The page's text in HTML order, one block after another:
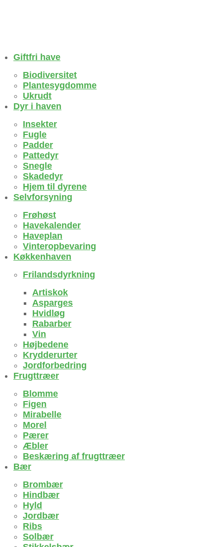
Giftfri have
Biodiversitet
Plantesygdomme
Ukrudt
Dyr i haven
Insekter
Fugle
Padder
Pattedyr
Snegle
Skadedyr
Hjem til dyrene
Selvforsyning
Frøhøst
Havekalender
Haveplan
Vinteropbevaring
Køkkenhaven
Frilandsdyrkning
Artiskok
Asparges
Hvidløg
Rabarber
Vin
Højbedene
Krydderurter
Jordforbedring
Frugttræer
Blomme
Figen
Mirabelle
Morel
Pærer
Æbler
Beskæring af frugttræer
Bær
Brombær
Hindbær
Hyld
Jordbær
Ribs
Solbær